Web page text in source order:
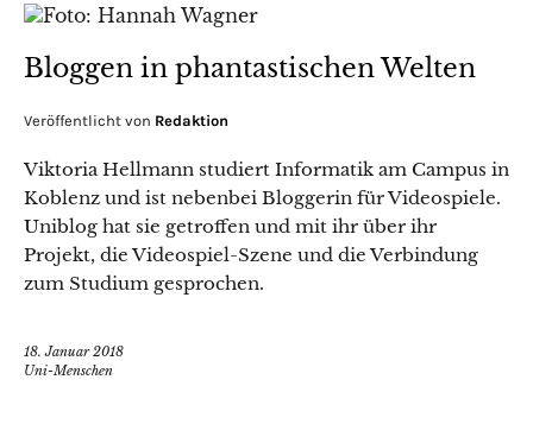
Bloggen in phantastischen Welten
Veröffentlicht von Redaktion
Viktoria Hellmann studiert Informatik am Campus in
Koblenz und ist nebenbei Bloggerin für Videospiele.
Uniblog hat sie getroffen und mit ihr über ihr
Projekt, die Videospiel-Szene und die Verbindung
zum Studium gesprochen.
18. Januar 2018
Uni-Menschen